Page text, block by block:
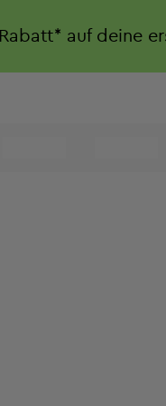
Rabatt* auf deine